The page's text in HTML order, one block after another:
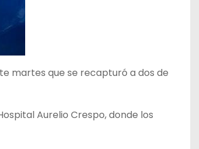
martes que se recapturó a dos de
Aurelio Crespo, donde los